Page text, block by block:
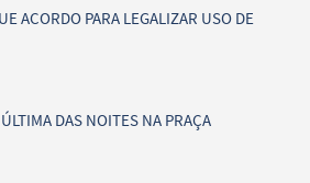
ACORDO PARA LEGALIZAR USO DE
DAS NOITES NA PRAÇA